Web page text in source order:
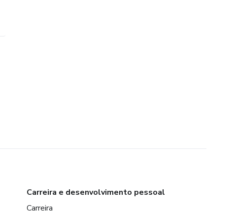
Carreira e desenvolvimento pessoal
Carreira